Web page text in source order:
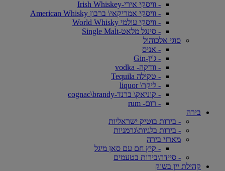
- וויסקי אירי-Irish Whiskey
- וויסקי אמריקאי\ ברבון American Whisky
- וויסקי עולמי World Whisky
- סינגל מלאט-Single Malt
סוגי אלכוהול
- אניס
- ג'ין-Gin
- וודקה- vodka
- טקילה Tequila
- ליקר\ liquor
- קוניאק\ ברנד-cognac\brandy
- רום- rum
בירה
- בירות בוטיק ישראליות
- בירות בלגיות\גרמניות
מארזי בירה
- קיץ חם עם סאן מיגל
- סיידר\בירות בטעמים
קהילת יין בשוק